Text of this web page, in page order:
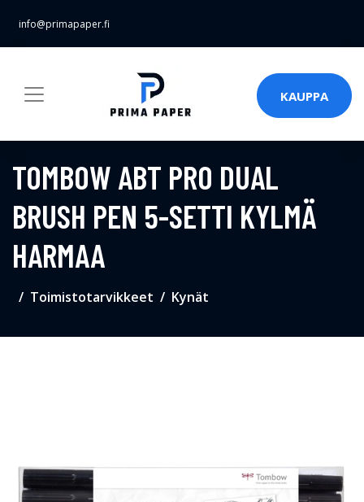
info@primapaper.fi
KAUPPA
TOMBOW ABT PRO DUAL
BRUSH PEN 5-SETTI KYLMÄ
HARMAA
Toimistotarvikkeet Kynät